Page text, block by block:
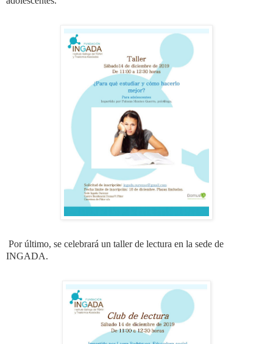
Por último, se celebrará un taller de lectura en la sede de
INGADA.